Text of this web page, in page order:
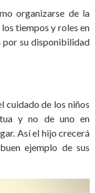
organizarse de la
tiempos y roles en
por su disponibilidad
cuidado de los niños
y no de uno en
Así el hijo crecerá
ejemplo de sus